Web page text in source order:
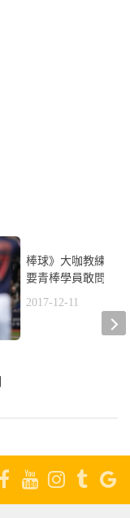
棒球》大咖教練齊
要青棒學員敢問多
2017-12-11